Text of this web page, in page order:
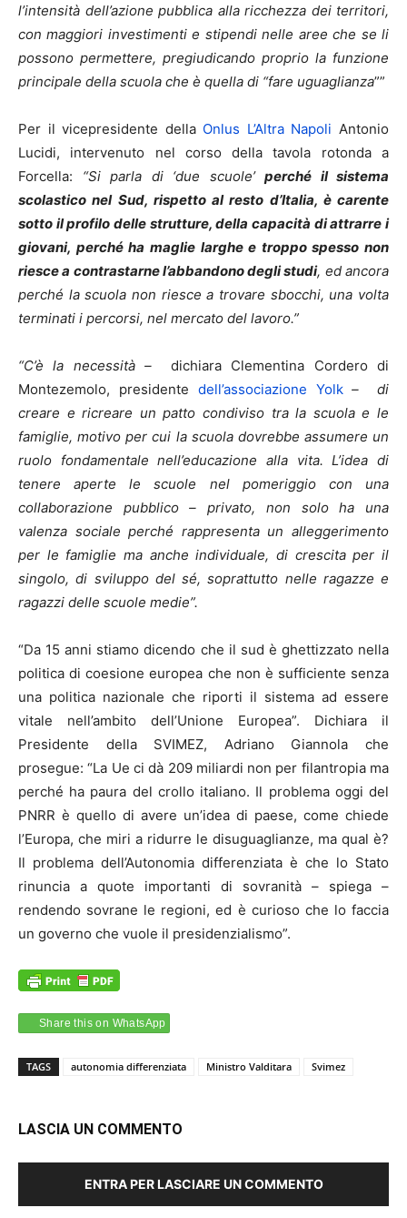
l’intensità dell’azione pubblica alla ricchezza dei territori,
con maggiori investimenti e stipendi nelle aree che se li
possono permettere, pregiudicando proprio la funzione
principale della scuola che è quella di “fare uguaglianza””
Per il vicepresidente della Onlus L’Altra Napoli Antonio
Lucidi, intervenuto nel corso della tavola rotonda a
Forcella: “Si parla di ‘due scuole’ perché il sistema
scolastico nel Sud, rispetto al resto d’Italia, è carente
sotto il profilo delle strutture, della capacità di attrarre i
giovani, perché ha maglie larghe e troppo spesso non
riesce a contrastarne l’abbandono degli studi, ed ancora
perché la scuola non riesce a trovare sbocchi, una volta
terminati i percorsi, nel mercato del lavoro.”
“C’è la necessità – dichiara Clementina Cordero di
Montezemolo, presidente dell’associazione Yolk – di
creare e ricreare un patto condiviso tra la scuola e le
famiglie, motivo per cui la scuola dovrebbe assumere un
ruolo fondamentale nell’educazione alla vita. L’idea di
tenere aperte le scuole nel pomeriggio con una
collaborazione pubblico – privato, non solo ha una
valenza sociale perché rappresenta un alleggerimento
per le famiglie ma anche individuale, di crescita per il
singolo, di sviluppo del sé, soprattutto nelle ragazze e
ragazzi delle scuole medie”.
“Da 15 anni stiamo dicendo che il sud è ghettizzato nella
politica di coesione europea che non è sufficiente senza
una politica nazionale che riporti il sistema ad essere
vitale nell’ambito dell’Unione Europea”. Dichiara il
Presidente della SVIMEZ, Adriano Giannola che
prosegue: “La Ue ci dà 209 miliardi non per filantropia ma
perché ha paura del crollo italiano. Il problema oggi del
PNRR è quello di avere un’idea di paese, come chiede
l’Europa, che miri a ridurre le disuguaglianze, ma qual è?
Il problema dell’Autonomia differenziata è che lo Stato
rinuncia a quote importanti di sovranità – spiega –
rendendo sovrane le regioni, ed è curioso che lo faccia
un governo che vuole il presidenzialismo”.
Share this on WhatsApp
TAGS autonomia differenziata Ministro Valditara Svimez
LASCIA UN COMMENTO
ENTRA PER LASCIARE UN COMMENTO